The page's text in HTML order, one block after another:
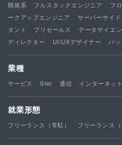
開発系 フルスタックエンジニア フ
ークアップエンジニア
サーバーサイ
タント
プリセールス データサイエ
ディレクター
UI/UXデザイナー バ
業種
サービス SIer 通信 インターネット
就業形態
フリーランス（常駐） フリーランス（